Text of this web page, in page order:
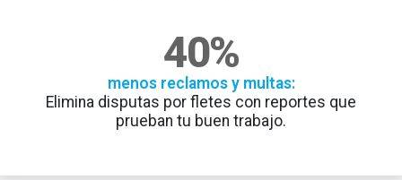
40%
menos reclamos y multas:
Elimina disputas por fletes con reportes que
prueban tu buen trabajo.